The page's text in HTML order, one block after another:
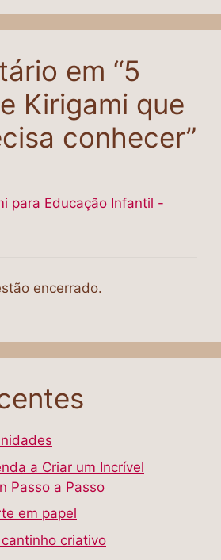
em “5
Kirigami que
conhecer”
para Educação Infantil -
encerrado.
a Criar um Incrível
Passo a Passo
em papel
criativo